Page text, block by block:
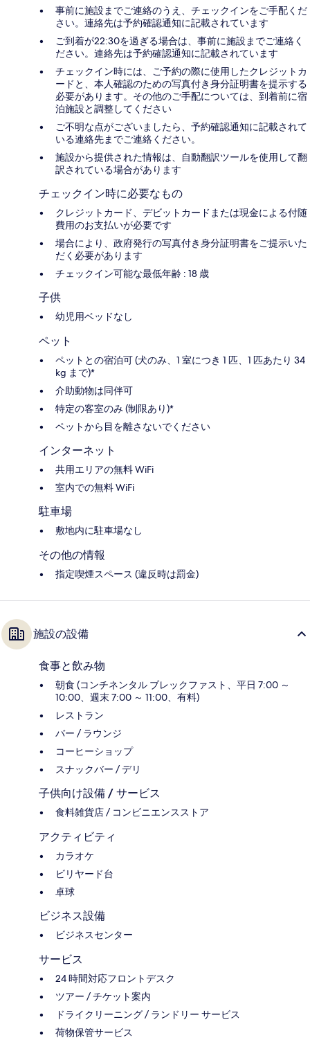
事前に施設までご連絡のうえ、チェックインをご手配くだ
さい。連絡先は予約確認通知に記載されています
ご到着が22:30を過ぎる場合は、事前に施設までご連絡く
ださい。連絡先は予約確認通知に記載されています
チェックイン時には、ご予約の際に使用したクレジットカ
ードと、本人確認のための写真付き身分証明書を提示する
必要があります。その他のご手配については、到着前に宿
泊施設と調整してください
ご不明な点がございましたら、予約確認通知に記載されて
いる連絡先までご連絡ください。
施設から提供された情報は、自動翻訳ツールを使用して翻
訳されている場合があります
チェックイン時に必要なもの
クレジットカード、デビットカードまたは現金による付随
費用のお支払いが必要です
場合により、政府発行の写真付き身分証明書をご提示いた
だく必要があります
チェックイン可能な最低年齢 : 18 歳
子供
幼児用ベッドなし
ペット
ペットとの宿泊可 (犬のみ、1 室につき 1 匹、1 匹あたり 34
kg まで)*
介助動物は同伴可
特定の客室のみ (制限あり)*
ペットから目を離さないでください
インターネット
共用エリアの無料 WiFi
室内での無料 WiFi
駐車場
敷地内に駐車場なし
その他の情報
指定喫煙スペース (違反時は罰金)
施設の設備
食事と飲み物
朝食 (コンチネンタル ブレックファスト、平日 7:00 ～
10:00、週末 7:00 ～ 11:00、有料)
レストラン
バー / ラウンジ
コーヒーショップ
スナックバー / デリ
子供向け設備 / サービス
食料雑貨店 / コンビニエンスストア
アクティビティ
カラオケ
ビリヤード台
卓球
ビジネス設備
ビジネスセンター
サービス
24 時間対応フロントデスク
ツアー / チケット案内
ドライクリーニング / ランドリー サービス
荷物保管サービス